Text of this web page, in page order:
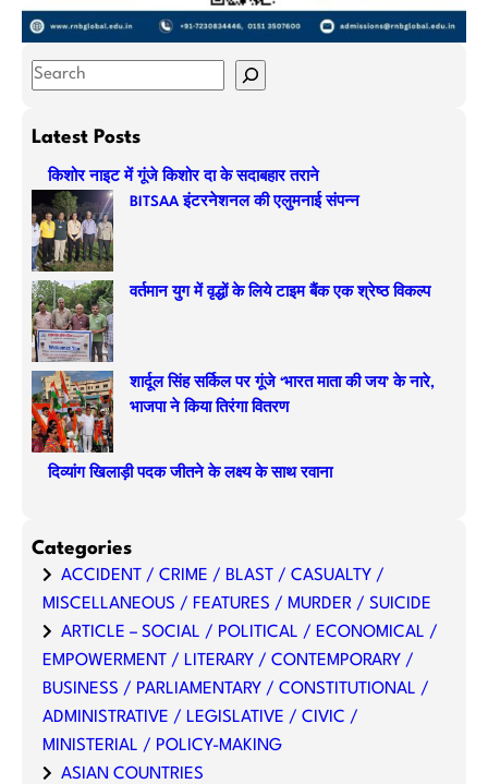
S
a
c
h
Latest Posts
किशोर नाइट में गूंजे किशोर दा के सदाबहार तराने
BITSAA इंटरनेशनल की एलुमनाई संपन्न
वर्तमान युग में वृद्धों के लिये टाइम बैंक एक श्रेष्ठ विकल्प
शार्दूल सिंह सर्किल पर गूंजे ‘भारत माता की जय’ के नारे,
भाजपा ने किया तिरंगा वितरण
दिव्यांग खिलाड़ी पदक जीतने के लक्ष्य के साथ रवाना
Categories
ACCIDENT / CRIME / BLAST / CASUALTY /
MISCELLANEOUS / FEATURES / MURDER / SUICIDE
ARTICLE – SOCIAL / POLITICAL / ECONOMICAL /
EMPOWERMENT / LITERARY / CONTEMPORARY /
BUSINESS / PARLIAMENTARY / CONSTITUTIONAL /
ADMINISTRATIVE / LEGISLATIVE / CIVIC /
MINISTERIAL / POLICY-MAKING
ASIAN COUNTRIES